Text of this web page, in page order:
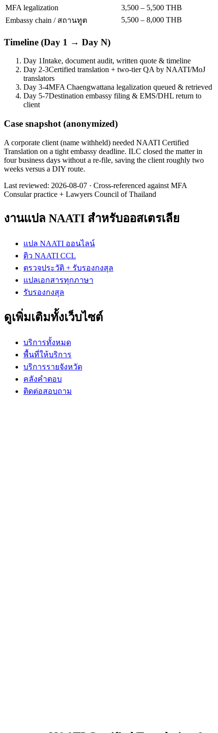
MFA legalization
3,500 – 5,500 THB
Embassy chain / สถานทูต
5,500 – 8,000 THB
Timeline (Day 1 → Day N)
Day 1Intake, document audit, written quote & timeline
Day 2-3Certified translation + two-tier QA by NAATI/MoJ
translators
Day 3-4MFA Chaengwattana legalization queued & retrieved
Day 5-7Destination embassy filing & EMS/DHL return to
client
Case snapshot (anonymized)
A corporate client (name withheld) needed NAATI Certified
Translation on a tight embassy deadline. ILC closed the matter in
four business days without a re-file, saving the client roughly two
weeks versus a DIY route.
Last reviewed: 2026-08-07 · Cross-referenced against MFA
Consular practice + Lawyers Council of Thailand
งานแปล NAATI สำหรับออสเตรเลีย
แปล NAATI ออนไลน์
ติว NAATI CCL
ตรวจประวัติ + รับรองกงสุล
แปลเอกสารทุกภาษา
รับรองกงสุล
ดูเพิ่มเติมทั้งเว็บไซต์
บริการทั้งหมด
พื้นที่ให้บริการ
บริการรายจังหวัด
คลังคำตอบ
ติดต่อสอบถาม